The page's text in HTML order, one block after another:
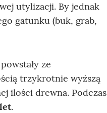
utylizacji. By jednak
gatunku (buk, grab,
ze
trzykrotnie wyższą
ilości drewna. Podczas
.